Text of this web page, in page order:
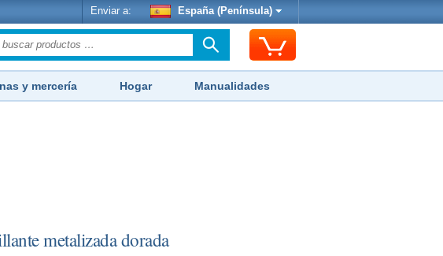
Enviar a: España (Península)
y mercería Hogar Manualidades
metalizada dorada